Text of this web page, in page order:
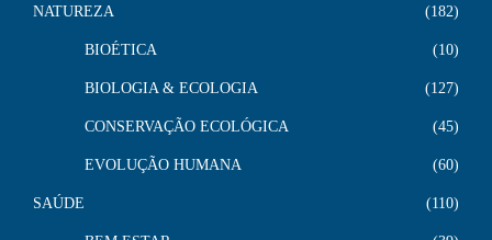
NATUREZA 182
BIOÉTICA 10
BIOLOGIA & ECOLOGIA 127
CONSERVAÇÃO ECOLÓGICA 45
EVOLUÇÃO HUMANA 60
SAÚDE 110